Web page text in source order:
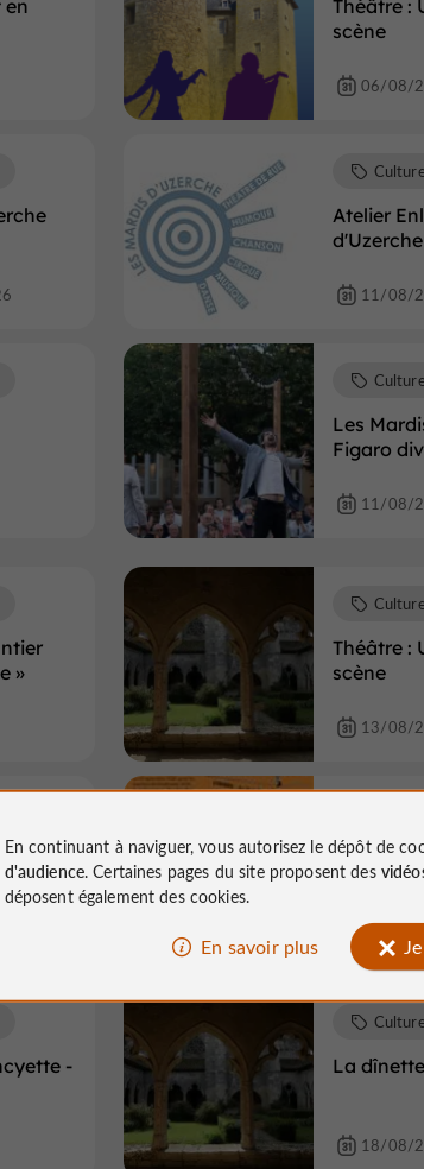
en
Théâtre :
scène
06/08/
Atelier
d'Uzerche
Culture
11/08/
Les
Figaro
Culture
11/08/
»
Théâtre :
scène
Culture
13/08/
Atelier
17/08/
-
La
Culture
18/08/
En continuant à naviguer, vous autorisez le dépôt de
d'audience. Certaines pages du site proposent des
déposent également des cookies.
En savoir plus